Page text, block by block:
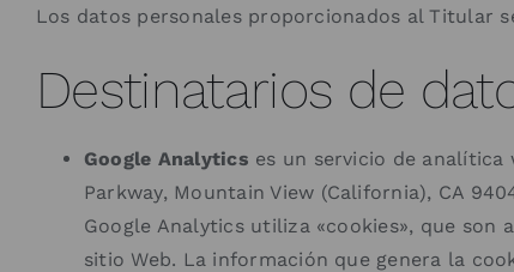
Los datos personales proporcionados al Titular
Destinatarios de
Google Analytics es un servicio de analítica
Parkway, Mountain View (California), CA
Google Analytics utiliza «cookies», que
sitio Web. La información que genera la